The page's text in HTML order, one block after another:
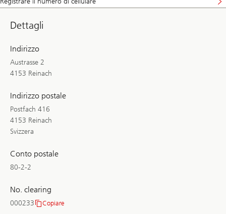
Dettagli
Indirizzo
Austrasse 2
4153 Reinach
Indirizzo postale
Postfach 416
4153 Reinach
Svizzera
Conto postale
80-2-2
No. clearing
000233
Copiare